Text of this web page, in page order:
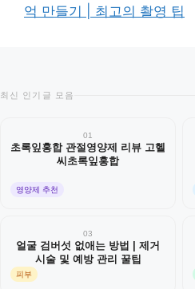
억 만들기 | 최고의 촬영 팁
최신 인기글 모음
01
초록잎홍합 관절영양제 리뷰 고헬
씨초록잎홍합
영양제 추천
03
얼굴 검버섯 없애는 방법 | 제거
시술 및 예방 관리 꿀팁
피부